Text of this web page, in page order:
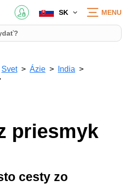
SK MENU
Svet Ázie
India
priesmyk
cesty zo